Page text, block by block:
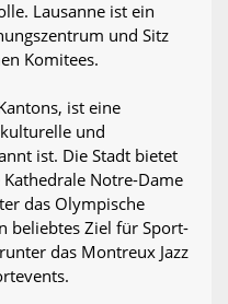
Lausanne ist ein
und Sitz
Komitees.
ist eine
und
ist. Die Stadt bietet
Notre-Dame
das Olympische
beliebtes Ziel für Sport-
das Montreux Jazz